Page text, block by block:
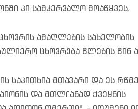
კი სამკერვალო მოაწყვეს.
ამაღლების სახელობის
ცხოვრება წლების წინ
საკითხია მთავარი და ეს
და მთლიანად ქვეყნის